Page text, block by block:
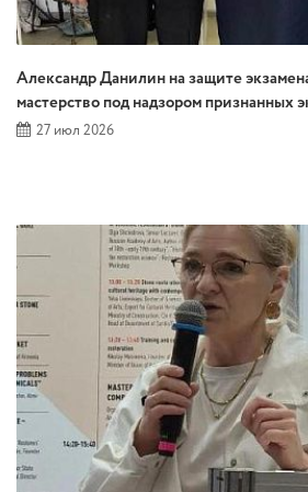
Александр Данилин на защите
мастерство под надзором признанных
27 июл 2026